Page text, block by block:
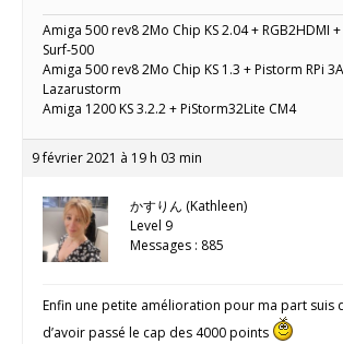
Amiga 500 rev8 2Mo Chip KS 2.04 + RGB2HDMI
Surf-500
Amiga 500 rev8 2Mo Chip KS 1.3 + Pistorm RPi
Lazarustorm
Amiga 1200 KS 3.2.2 + PiStorm32Lite CM4
9 février 2021 à 19 h 03 min
かすりん (Kathleen)
Level 9
Messages : 885
Enfin une petite amélioration pour ma part suis
d’avoir passé le cap des 4000 points